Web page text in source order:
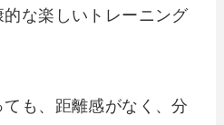
な楽しいトレーニング
も、距離感がなく、分